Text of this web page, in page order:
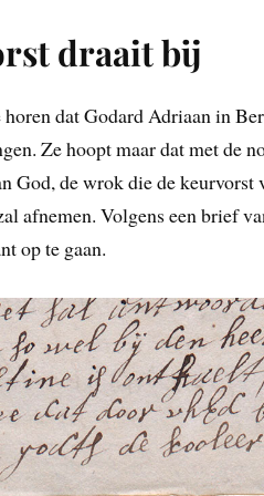
draait bij
dat Godard Adriaan in
Ze hoopt maar dat met de
God, de wrok die de keurvorst
afnemen. Volgens een brief
op te gaan.